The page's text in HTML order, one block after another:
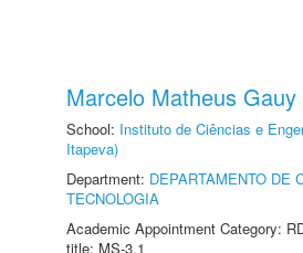
Marcelo Matheus Gauy
School: Instituto de Ciências e
Itapeva)
Department: DEPARTAMENTO DE
TECNOLOGIA
Academic Appointment Category:
title: MS-3.1